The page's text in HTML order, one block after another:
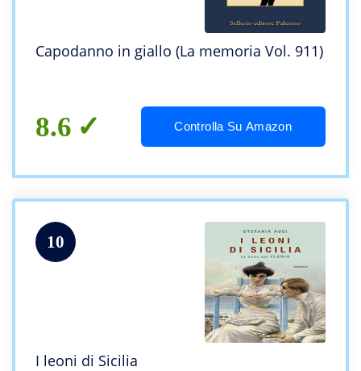
Capodanno in giallo (La memoria Vol. 911)
8.6 Controlla Su Amazon
10
I leoni di Sicilia